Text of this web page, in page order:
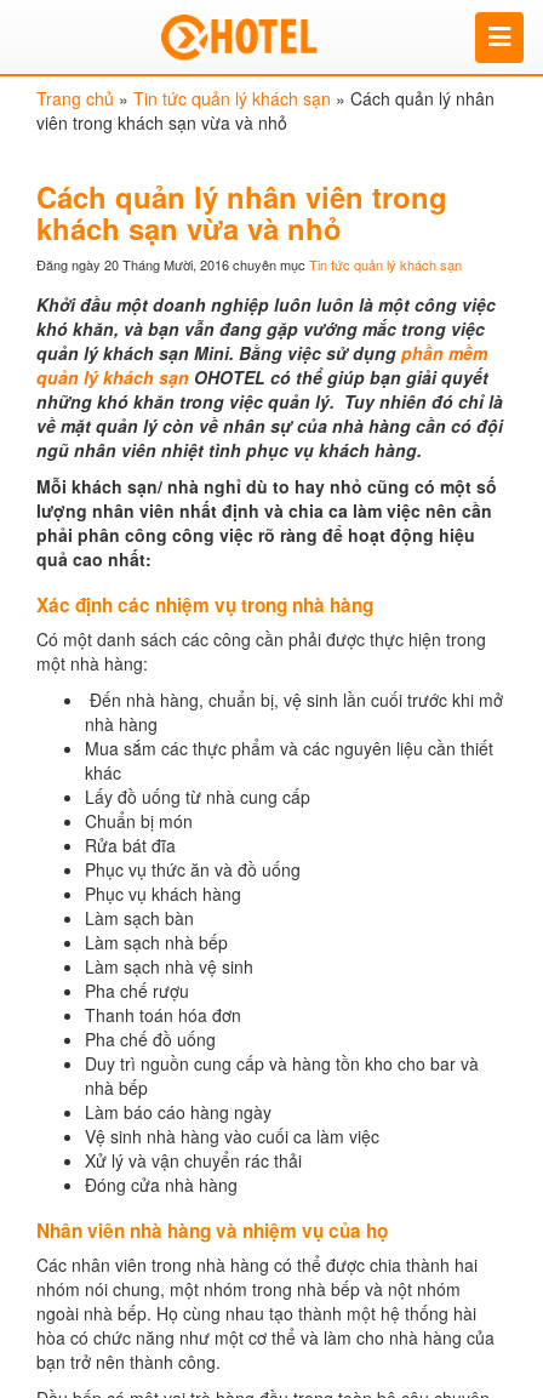
Trang chủ » Tin tức quản lý khách sạn » Cách quản lý nhân
viên trong khách sạn vừa và nhỏ
Cách quản lý nhân viên trong
khách sạn vừa và nhỏ
Đăng ngày 20 Tháng Mười, 2016chuyên mục Tin tức quản lý khách sạn
Khởi đầu một doanh nghiệp luôn luôn là một công việc
khó khăn, và bạn vẫn đang gặp vướng mắc trong việc
quản lý khách sạn Mini. Bằng việc sử dụng phần mềm
quản lý khách sạn OHOTEL có thể giúp bạn giải quyết
những khó khăn trong việc quản lý. Tuy nhiên đó chỉ là
về mặt quản lý còn về nhân sự của nhà hàng cần có đội
ngũ nhân viên nhiệt tình phục vụ khách hàng.
Mỗi khách sạn/ nhà nghỉ dù to hay nhỏ cũng có một số
lượng nhân viên nhất định và chia ca làm việc nên cần
phải phân công công việc rõ ràng để hoạt động hiệu
quả cao nhất:
Xác định các nhiệm vụ trong nhà hàng
Có một danh sách các công cần phải được thực hiện trong
một nhà hàng:
Đến nhà hàng, chuẩn bị, vệ sinh lần cuối trước khi mở
nhà hàng
Mua sắm các thực phẩm và các nguyên liệu cần thiết
khác
Lấy đồ uống từ nhà cung cấp
Chuẩn bị món
Rửa bát đĩa
Phục vụ thức ăn và đồ uống
Phục vụ khách hàng
Làm sạch bàn
Làm sạch nhà bếp
Làm sạch nhà vệ sinh
Pha chế rượu
Thanh toán hóa đơn
Pha chế đồ uống
Duy trì nguồn cung cấp và hàng tồn kho cho bar và
nhà bếp
Làm báo cáo hàng ngày
Vệ sinh nhà hàng vào cuối ca làm việc
Xử lý và vận chuyển rác thải
Đóng cửa nhà hàng
Nhân viên nhà hàng và nhiệm vụ của họ
Các nhân viên trong nhà hàng có thể được chia thành hai
nhóm nói chung, một nhóm trong nhà bếp và nột nhóm
ngoài nhà bếp. Họ cùng nhau tạo thành một hệ thống hài
hòa có chức năng như một cơ thể và làm cho nhà hàng của
bạn trở nên thành công.